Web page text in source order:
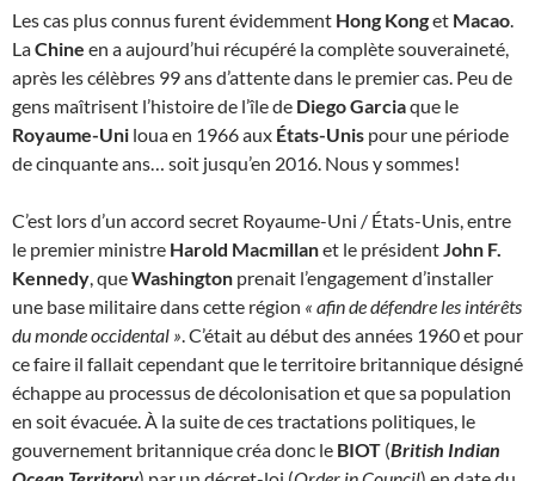
Les cas plus connus furent évidemment Hong Konget Macao.
LaChine en a aujourd’hui récupéré la complète souveraineté,
après les célèbres 99 ans d’attente dans le premier cas. Peu de
gens maîtrisent l’histoire de l’île de Diego Garciaque le
Royaume-Uni loua en 1966 aux États-Unis pour une période
de cinquante ans… soit jusqu’en 2016. Nous y sommes!
C’est lors d’un accord secret Royaume-Uni / États-Unis, entre
le premier ministre Harold Macmillanet le présidentJohn F.
Kennedy, queWashington prenait l’engagement d’installer
une base militaire dans cette région « afin de défendre les intérêts
du monde occidental ». C’était au début des années 1960 et pour
ce faire il fallait cependant que le territoire britannique désigné
échappe au processus de décolonisation et que sa population
en soit évacuée. À la suite de ces tractations politiques, le
gouvernement britannique créa donc le BIOT (British Indian